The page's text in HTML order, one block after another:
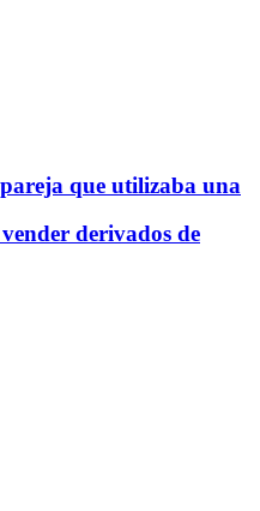
que utilizaba una
derivados de